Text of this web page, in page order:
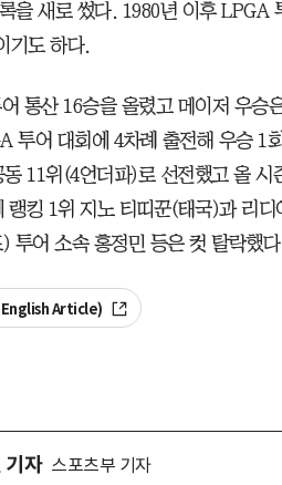
을 새로 썼다. 1980년 이후 LPGA
기도 하다.
통산 16승을 올렸고 메이저 우승
투어 대회에 4차례 출전해 우승 1
11위(4언더파)로 선전했고 올 시
랭킹 1위 지노 티띠꾼(태국)과 리
투어 소속 홍정민 등은 컷 탈락했
English Article)
기자 스포츠부 기자